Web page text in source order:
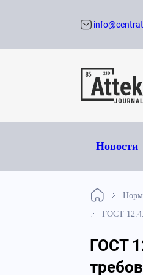
Новости
ГОСТ
ГОСТ